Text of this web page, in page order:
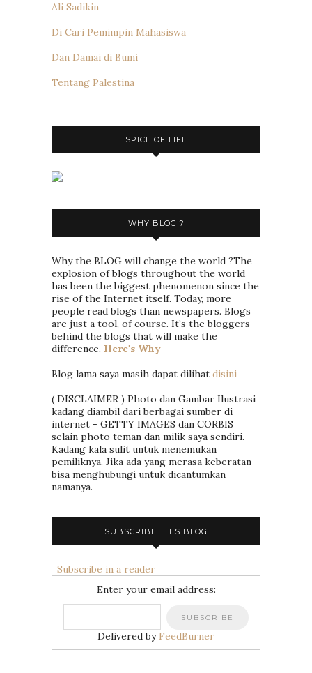
Ali Sadikin
Di Cari Pemimpin Mahasiswa
Dan Damai di Bumi
Tentang Palestina
SPICE OF LIFE
WHY BLOG ?
Why the BLOG will change the world ?The
explosion of blogs throughout the world
has been the biggest phenomenon since the
rise of the Internet itself. Today, more
people read blogs than newspapers. Blogs
are just a tool, of course. It’s the bloggers
behind the blogs that will make the
difference. Here's Why
Blog lama saya masih dapat dilihat disini
( DISCLAIMER ) Photo dan Gambar Ilustrasi
kadang diambil dari berbagai sumber di
internet - GETTY IMAGES dan CORBIS
selain photo teman dan milik saya sendiri.
Kadang kala sulit untuk menemukan
pemiliknya. Jika ada yang merasa keberatan
bisa menghubungi untuk dicantumkan
namanya.
SUBSCRIBE THIS BLOG
Subscribe in a reader
Enter your email address:
Delivered by FeedBurner